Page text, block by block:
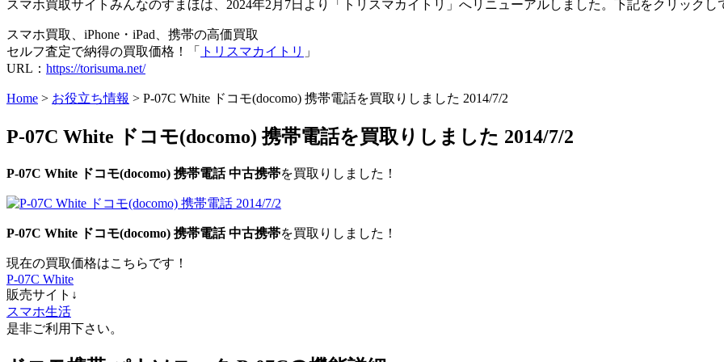
スマホ買取サイトみんなのすまほは、2024年2月7日より「トリスマカイトリ」へリニューアルしました。下記をクリックし
スマホ買取、iPhone・iPad、携帯の高価買取
セルフ査定で納得の買取価格！「
トリスマカイトリ 」
URL： https://torisuma.net/
Home > お役立ち情報 > P-07C White ドコモ(docomo) 携帯電話を買取りしました 2014/7/2
P-07C White ドコモ(docomo) 携帯電話を買取りしました 2014/7/2
P-07C White ドコモ(docomo) 携帯電話中古携帯を買取りしました！
P-07C White ドコモ(docomo) 携帯電話中古携帯を買取りしました！
現在の買取価格はこちらです！
P-07C White
販売サイト↓
スマホ生活
是非ご利用下さい。